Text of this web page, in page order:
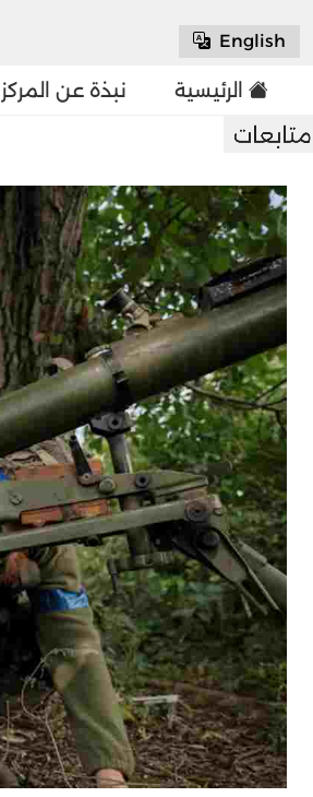
English
الرئيسية نبذة عن المركز